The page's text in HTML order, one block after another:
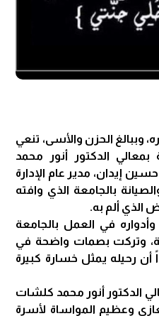
وببالغ الحزن والأسى، تنعي
الدكتور أنور محمد
إيدان، مدير عام الإدارة
بالجامعة الذي وافته
الذي ألم به.
في العمل بالجامعة
وتركت بصمات واضحة في
رحيله يمثل خسارة كبيرة
الدكتور أنور محمد كلشات
وعظيم المواساة لأسرة